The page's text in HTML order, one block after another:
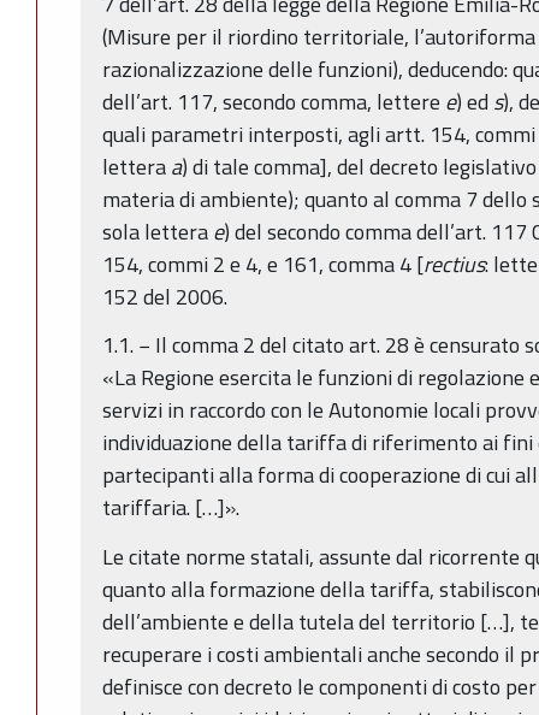
(Misure per il riordino territoriale,
razionalizzazione delle funzioni), deducendo:
dell’art. 117, secondo comma, lettere e) ed s),
quali parametri interposti, agli artt. 154, commi
letteraa) di tale comma], del decreto
materia di ambiente); quanto al comma 7
sola letterae) del secondo comma dell’art.
154, commi 2 e 4, e 161, comma 4 [rectius:
152 del 2006.
1.1. − Il comma 2 del citato art. 28 è censurato
«La Regione esercita le funzioni di regolazione
servizi in raccordo con le Autonomie locali
individuazione della tariffa di riferimento ai
partecipanti alla forma di cooperazione di cui
tariffaria. […]».
Le citate norme statali, assunte dal ricorrente
quanto alla formazione della tariffa,
dell’ambiente e della tutela del territorio […],
recuperare i costi ambientali anche secondo il
definisce con decreto le componenti di costo